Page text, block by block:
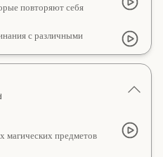
повторяют себя
с различными
предметов